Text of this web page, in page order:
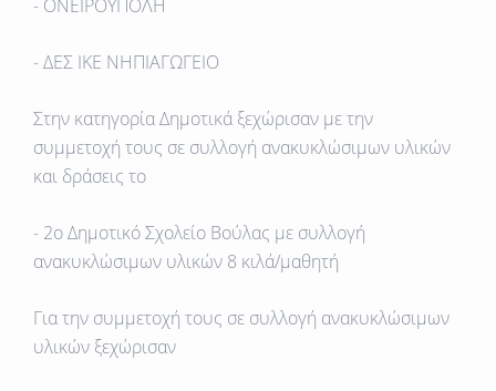
- ΟΝΕΙΡΟΥΠΟΛΗ
- ΔΕΣ ΙΚΕ ΝΗΠΙΑΓΩΓΕΙΟ
Στην κατηγορία Δημοτικά ξεχώρισαν με την
συμμετοχή τους σε συλλογή ανακυκλώσιμων υλικών
και δράσεις το
- 2ο Δημοτικό Σχολείο Βούλας με συλλογή
ανακυκλώσιμων υλικών 8 κιλά/μαθητή
Για την συμμετοχή τους σε συλλογή ανακυκλώσιμων
υλικών ξεχώρισαν